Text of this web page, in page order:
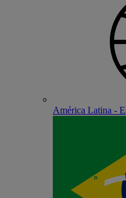
América Latina -